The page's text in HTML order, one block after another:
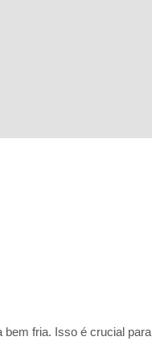
bem fria. Isso é crucial para